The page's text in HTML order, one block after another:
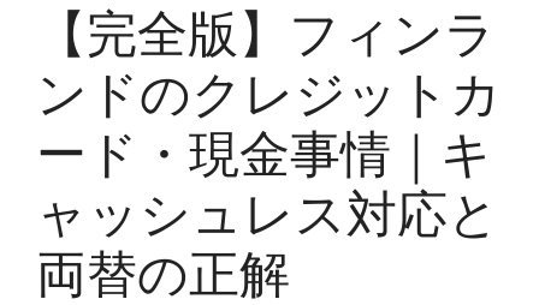
【完全版】フィンラ
ンドのクレジットカ
ード・現金事情｜キ
ャッシュレス対応と
両替の正解